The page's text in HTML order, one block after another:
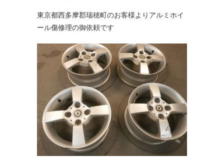
東京都西多摩郡瑞穂町のお客様よりアルミホイ
ール傷修理の御依頼です